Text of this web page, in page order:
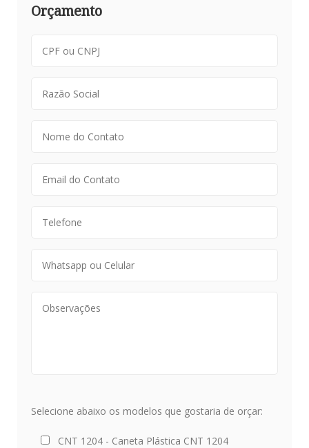
Orçamento
Selecione abaixo os modelos que gostaria de orçar:
CNT 1204 - Caneta Plástica CNT 1204